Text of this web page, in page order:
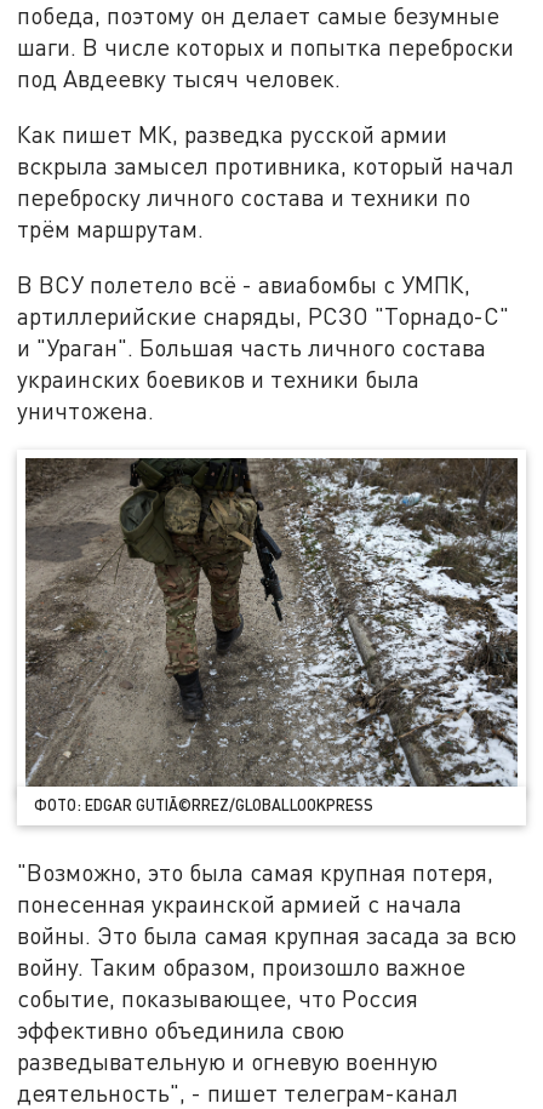
победа, поэтому он делает самые безумные
шаги. В числе которых и попытка переброски
под Авдеевку тысяч человек.
Как пишет МК, разведка русской армии
вскрыла замысел противника, который начал
переброску личного состава и техники по
трём маршрутам.
В ВСУ полетело всё - авиабомбы с УМПК,
артиллерийские снаряды, РСЗО "Торнадо-С"
и "Ураган". Большая часть личного состава
украинских боевиков и техники была
уничтожена.
ФОТО: EDGAR GUTIÃ©RREZ/GLOBALLOOKPRESS
"Возможно, это была самая крупная потеря,
понесенная украинской армией с начала
войны. Это была самая крупная засада за всю
войну. Таким образом, произошло важное
событие, показывающее, что Россия
эффективно объединила свою
разведывательную и огневую военную
деятельность", - пишет телеграм-канал